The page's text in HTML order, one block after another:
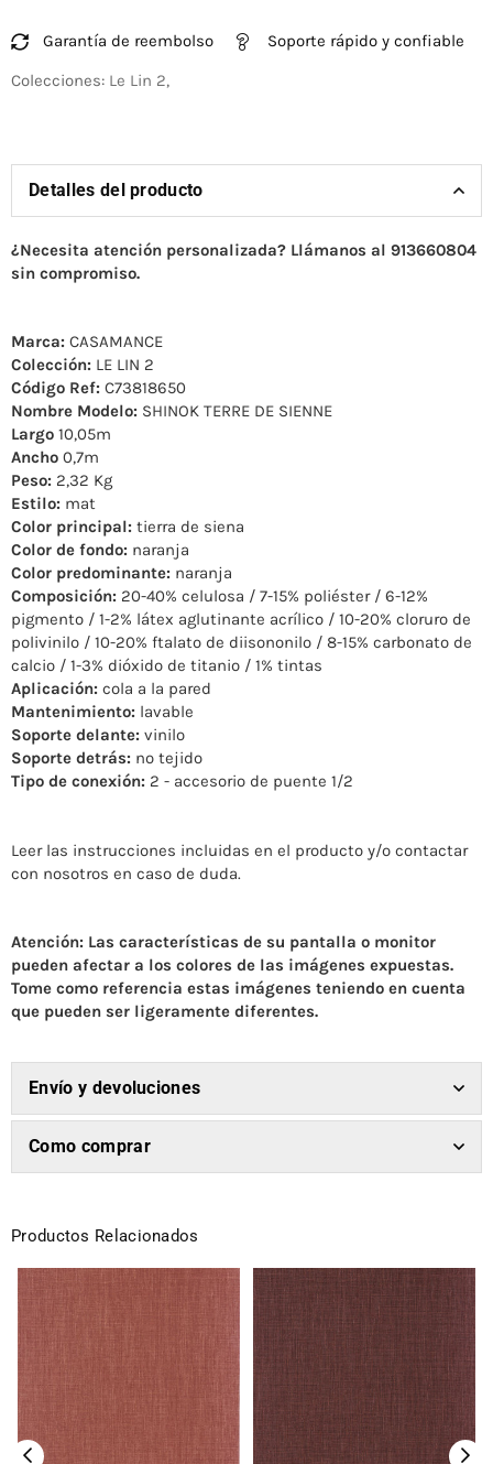
Garantía de reembolso
Soporte rápido y confiable
Colecciones: Le Lin 2,
Detalles del producto
¿Necesita atención personalizada? Llámanos al 913660804
sin compromiso.
Marca: CASAMANCE
Colección: LE LIN 2
Código Ref: C73818650
Nombre Modelo: SHINOK TERRE DE SIENNE
Largo 10,05m
Ancho 0,7m
Peso: 2,32 Kg
Estilo: mat
Color principal: tierra de siena
Color de fondo: naranja
Color predominante: naranja
Composición: 20-40% celulosa / 7-15% poliéster / 6-12%
pigmento / 1-2% látex aglutinante acrílico / 10-20% cloruro de
polivinilo / 10-20% ftalato de diisononilo / 8-15% carbonato de
calcio / 1-3% dióxido de titanio / 1% tintas
Aplicación: cola a la pared
Mantenimiento: lavable
Soporte delante: vinilo
Soporte detrás: no tejido
Tipo de conexión: 2 - accesorio de puente 1/2
Leer las instrucciones incluidas en el producto y/o contactar
con nosotros en caso de duda.
Atención: Las características de su pantalla o monitor
pueden afectar a los colores de las imágenes expuestas.
Tome como referencia estas imágenes teniendo en cuenta
que pueden ser ligeramente diferentes.
Envío y devoluciones
Como comprar
Productos Relacionados